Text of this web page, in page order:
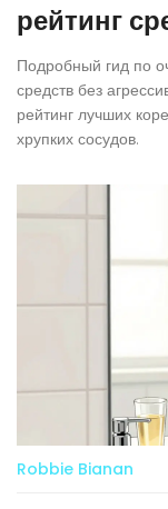
рейтинг
Подробный гид по
средств без
рейтинг лучших
хрупких сосудов.
Robbie Bianan